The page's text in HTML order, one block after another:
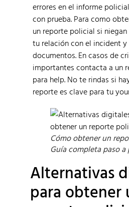
errores en el informe
con prueba. Para como
un reporte policial si
tu relación con el incident y
documentos. En casos de
importantes contacta a un
para help. No te rindas si
reporte es clave para tu
Cómo obtener un
Guía completa paso a
Alternativas
para obtener